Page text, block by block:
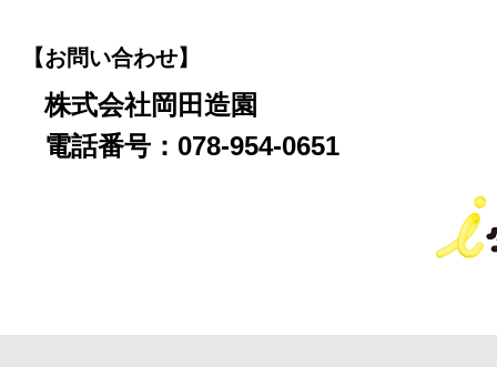
【お問い合わせ】
株式会社岡田造園
電話番号：078-954-0651